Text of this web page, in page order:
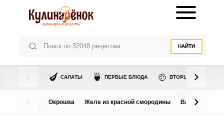
НАЙТИ
🍆 САЛАТЫ 🍵 ПЕРВЫЕ БЛЮДА 🍲 ВТОРЫЕ БЛЮДА
Окрошка Желе из красной смородины Варенье из